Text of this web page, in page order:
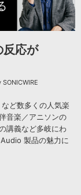
楽曲配信流通サービス
DUBSTEP
ROUTER.FM
反応が
ど数多くの人気楽
音楽／アニソンの
講義など多岐にわ
製品の魅力に